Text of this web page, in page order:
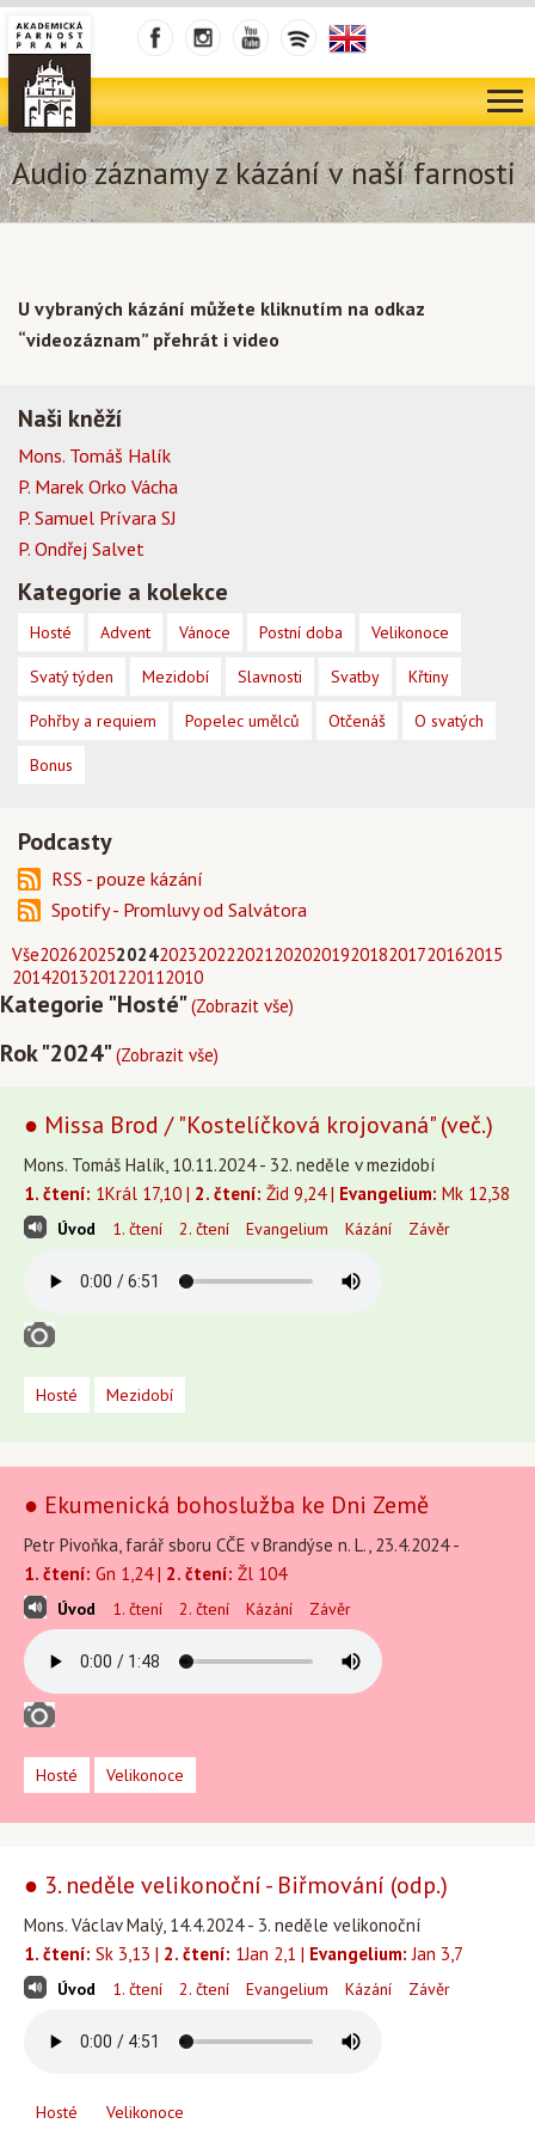
Audio záznamy z kázání v naší farnosti
Vše202620252024202320222021202020192018201720162015
20142013201220112010
Kategorie "Hosté"(Zobrazit vše)
Rok "2024"(Zobrazit vše)
● Missa Brod / "Kostelíčková krojovaná" (več.)
Mons. Tomáš Halík, 10.11.2024 - 32. neděle v mezidobí
1. čtení: 1Král 17,10 | 2. čtení: Žid 9,24 | Evangelium: Mk 12,38
Úvod 1. čtení 2. čtení Evangelium Kázání Závěr
Hosté Mezidobí
● Ekumenická bohoslužba ke Dni Země
Petr Pivoňka, farář sboru CČE v Brandýse n. L., 23.4.2024 -
1. čtení: Gn 1,24 | 2. čtení: Žl 104
Úvod 1. čtení 2. čtení Kázání Závěr
Hosté Velikonoce
● 3. neděle velikonoční - Biřmování (odp.)
Mons. Václav Malý, 14.4.2024 - 3. neděle velikonoční
1. čtení: Sk 3,13 | 2. čtení: 1Jan 2,1 | Evangelium: Jan 3,7
Úvod 1. čtení 2. čtení Evangelium Kázání Závěr
Hosté Velikonoce
U vybraných kázání můžete kliknutím na odkaz
“videozáznam” přehrát i video
Naši kněží
Mons. Tomáš Halík
P. Marek Orko Vácha
P. Samuel Prívara SJ
P. Ondřej Salvet
Kategorie a kolekce
Hosté Advent Vánoce Postní doba Velikonoce
Svatý týden Mezidobí Slavnosti Svatby Křtiny
Pohřby a requiem Popelec umělců Otčenáš O svatých
Bonus
Podcasty
RSS - pouze kázání
Spotify - Promluvy od Salvátora